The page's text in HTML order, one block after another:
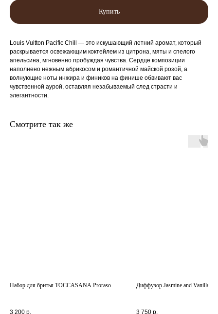
Купить
Louis Vuitton Pacific Chill — это искушающий летний аромат, который
раскрывается освежающим коктейлем из цитрона, мяты и спелого
апельсина, мгновенно пробуждая чувства. Сердце композиции
наполнено нежным абрикосом и романтичной майской розой, а
волнующие ноты инжира и фиников на финише обвивают вас
чувственной аурой, оставляя незабываемый след страсти и
элегантности.
Смотрите так же
Набор для бритья TOCCASANA Proraso
3 200 р.
Диффузор Jasmine and Vanilla
3 750 р.